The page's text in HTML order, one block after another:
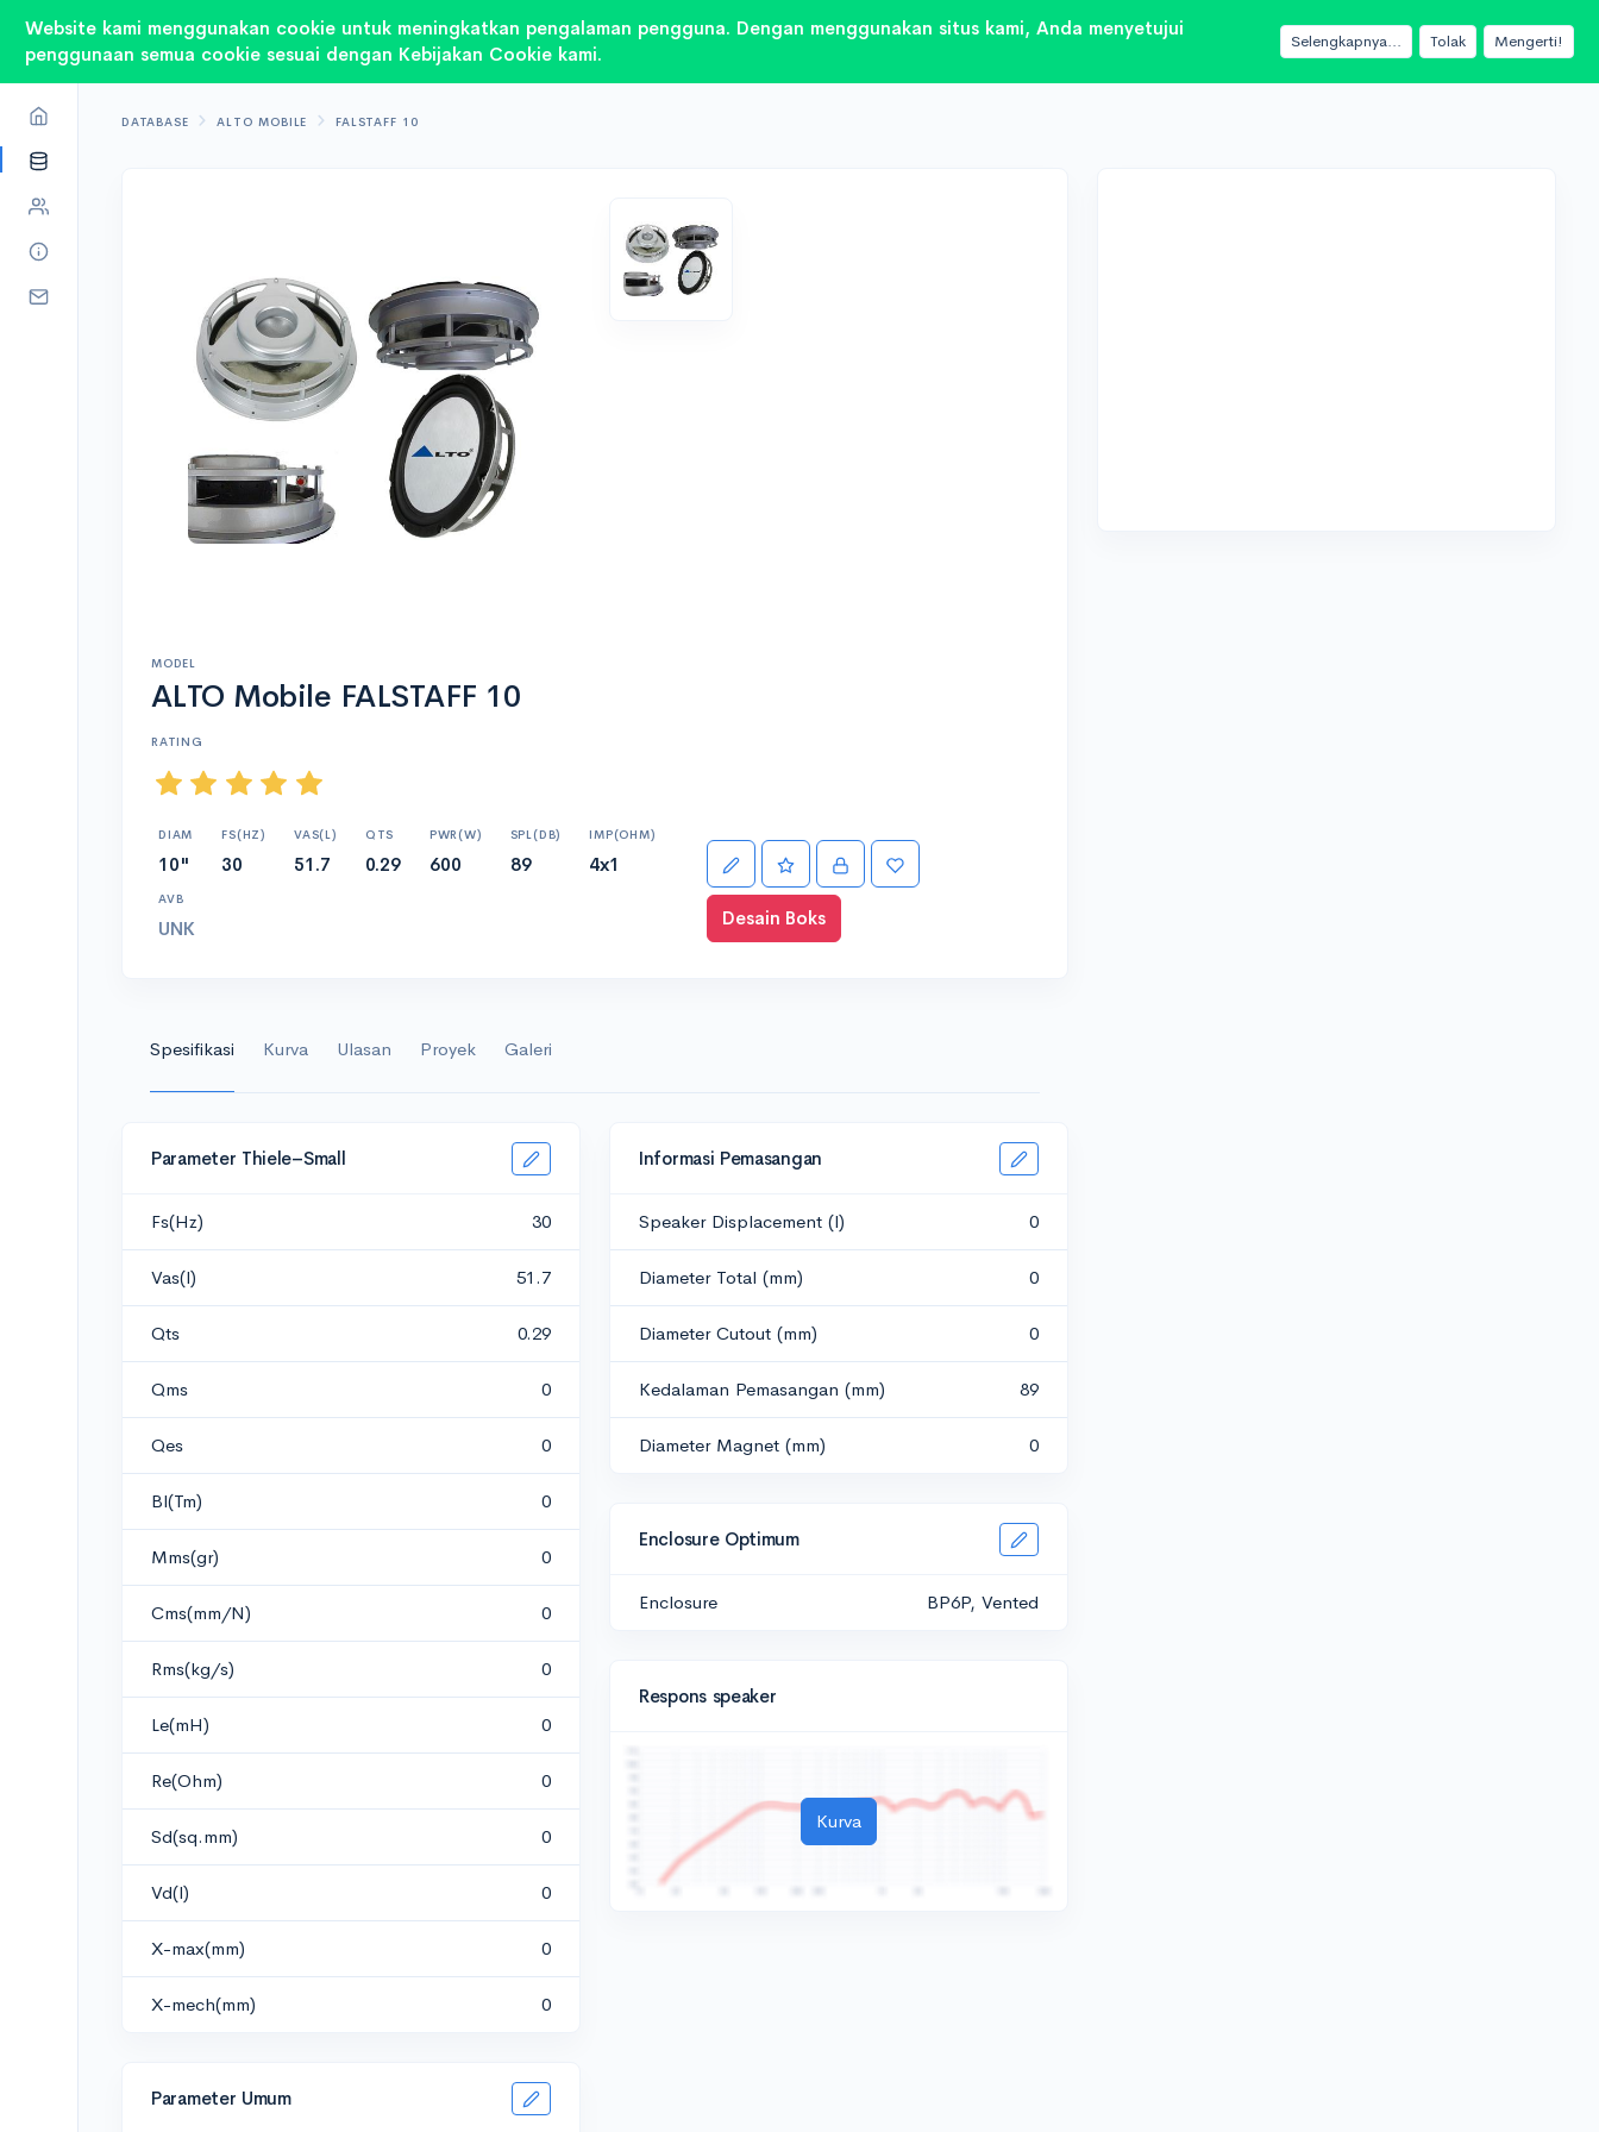
DATABASE ALTO MOBILE FALSTAFF 10
MODEL
ALTO Mobile FALSTAFF 10
RATING
DIAM
10"
FS(HZ)
30
VAS(L)
51.7
QTS
0.29
PWR(W)
600
SPL(DB)
89
IMP(OHM)
4x1
AVB
UNK Desain Boks
Spesifikasi Kurva Ulasan Proyek Galeri
Parameter Thiele–Small
Fs(Hz) 30
Vas(l) 51.7
Qts 0.29
Qms 0
Qes 0
Bl(Tm) 0
Mms(gr) 0
Cms(mm/N) 0
Rms(kg/s) 0
Le(mH) 0
Re(Ohm) 0
Sd(sq.mm) 0
Vd(l) 0
X-max(mm) 0
X-mech(mm) 0
Parameter Umum
Informasi Pemasangan
Speaker Displacement (l) 0
Diameter Total (mm) 0
Diameter Cutout (mm) 0
Kedalaman Pemasangan (mm) 89
Diameter Magnet (mm) 0
Enclosure Optimum
Enclosure BP6P, Vented
Respons speaker
Kurva
Website kami menggunakan cookie untuk meningkatkan pengalaman pengguna. Dengan menggunakan situs kami, Anda menyetujui
penggunaan semua cookie sesuai dengan Kebijakan Cookie kami.
Selengkapnya... Tolak Mengerti!